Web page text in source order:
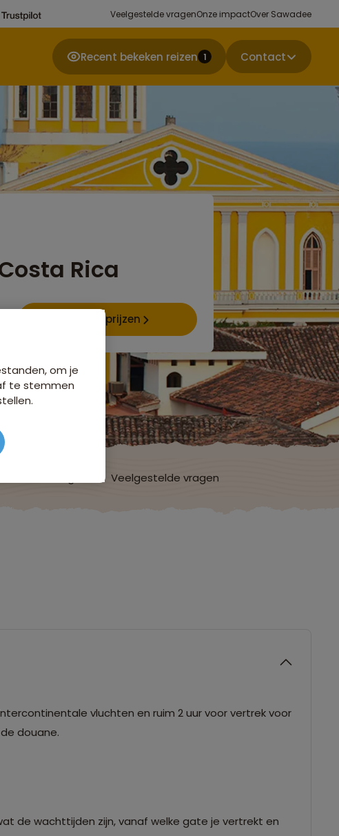
Veelgestelde vragenOnze impactOver Sawadee
Recent bekeken reizen 1 Contact
Rica
Data & prijzen
Veelgestelde vragen
vluchten en ruim 2 uur voor vertrek voor
douane.
de wachttijden zijn, vanaf welke gate je vertrekt en
om je
te stemmen